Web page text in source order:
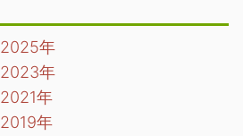
2025年
2023年
2021年
2019年